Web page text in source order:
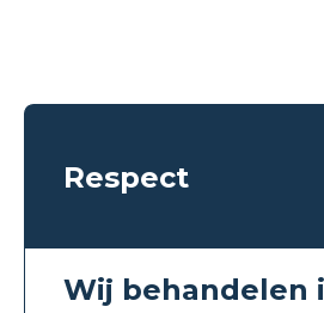
Respect
Wij behandelen